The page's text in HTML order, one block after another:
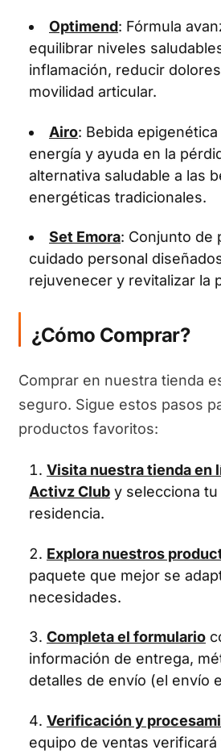
Optimend: Fórmula
equilibrar niveles
inflamación, reducir
movilidad articular.
Airo: Bebida
energía y ayuda en la
alternativa saludable a las
energéticas tradicionales.
Set Emora: Conjunto de
cuidado personal
rejuvenecer y revitalizar la
¿Cómo Comprar?
Comprar en nuestra tienda
seguro. Sigue estos pasos
productos favoritos:
Visita nuestra tienda en
Activz Club y selecciona tu
residencia.
Explora nuestros
paquete que mejor se
necesidades.
Completa el formulario
información de entrega,
detalles de envío (el envío
Verificación y
equipo de ventas